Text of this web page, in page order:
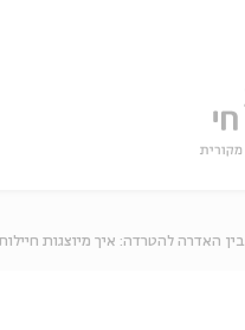
בין האדרה להטרדה: איך מיוצגות